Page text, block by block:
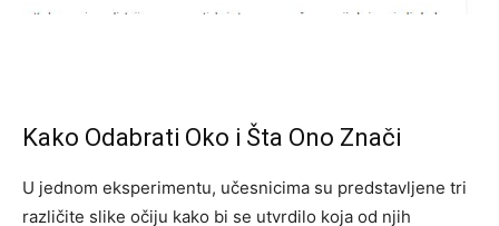
Kako Odabrati Oko i Šta Ono Znači
U jednom eksperimentu, učesnicima su predstavljene tri
različite slike očiju kako bi se utvrdilo koja od njih